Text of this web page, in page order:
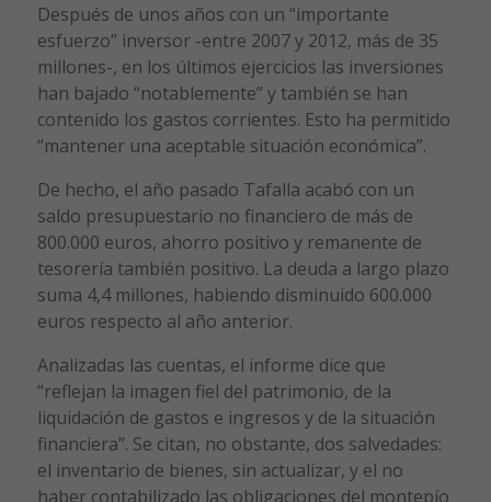
Después de unos años con un “importante
esfuerzo” inversor -entre 2007 y 2012, más de 35
millones-, en los últimos ejercicios las inversiones
han bajado “notablemente” y también se han
contenido los gastos corrientes. Esto ha permitido
“mantener una aceptable situación económica”.
De hecho, el año pasado Tafalla acabó con un
saldo presupuestario no financiero de más de
800.000 euros, ahorro positivo y remanente de
tesorería también positivo. La deuda a largo plazo
suma 4,4 millones, habiendo disminuido 600.000
euros respecto al año anterior.
Analizadas las cuentas, el informe dice que
“reflejan la imagen fiel del patrimonio, de la
liquidación de gastos e ingresos y de la situación
financiera”. Se citan, no obstante, dos salvedades:
el inventario de bienes, sin actualizar, y el no
haber contabilizado las obligaciones del montepío